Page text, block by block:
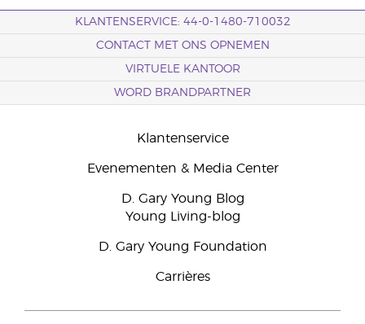
KLANTENSERVICE: 44-0-1480-710032
CONTACT MET ONS OPNEMEN
VIRTUELE KANTOOR
WORD BRANDPARTNER
Klantenservice
Evenementen & Media Center
D. Gary Young Blog
Young Living-blog
D. Gary Young Foundation
Carrières